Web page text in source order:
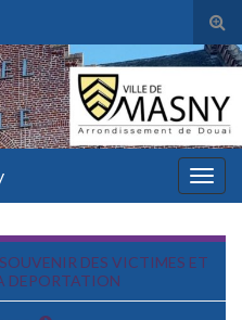
DES VICTIMES ET
DEPORTATION